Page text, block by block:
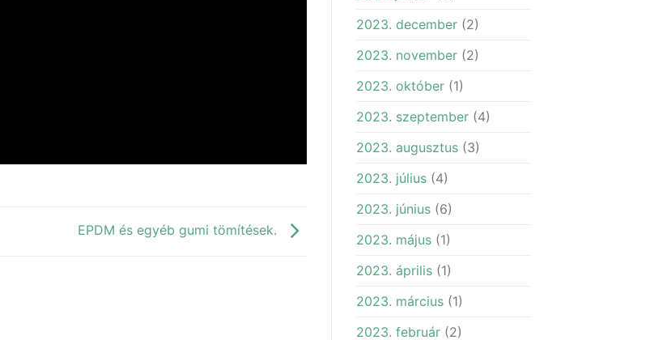
EPDM és egyéb gumi tömítések.
2023. december(2)
2023. november(2)
2023. október(1)
2023. szeptember(4)
2023. augusztus(3)
2023. július(4)
2023. június(6)
2023. május(1)
2023. április(1)
2023. március(1)
2023. február(2)